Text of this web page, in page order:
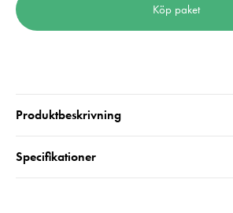
Köp paket
Produktbeskrivning
Specifikationer